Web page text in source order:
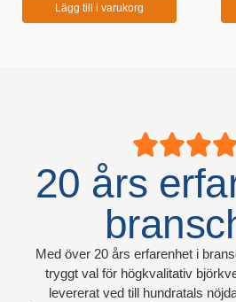
Lägg till i varukorg
20 års
Med över 20 års erfarenhet i
tryggt val för högkvalitativ
levererat ved till hundratals